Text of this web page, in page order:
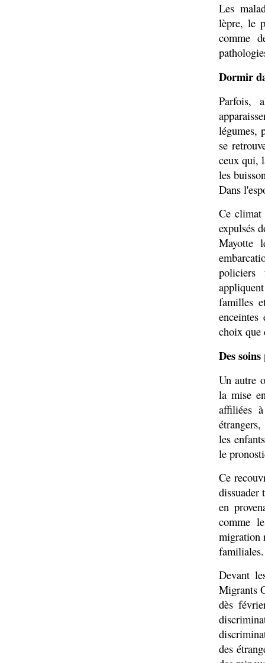
Les
lèpre, le
comme
Dormir
Parfois,
légumes,
se
ceux qui,
les
Dans
Ce climat
expulsés
Mayotte
policiers
familles
choix que
Des
Un autre
la mise
affiliées
les
le
Ce
dissuader
en
comme
migration
familiales.
Devant
Migrants
dès
des